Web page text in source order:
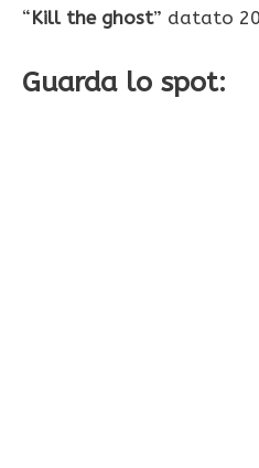
“Kill the ghost” datato
Guarda lo spot: